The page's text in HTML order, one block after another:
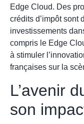
Edge Cloud. Des
crédits d’impôt sont
investissements
compris le Edge
à stimuler
françaises sur la
L’avenir
son